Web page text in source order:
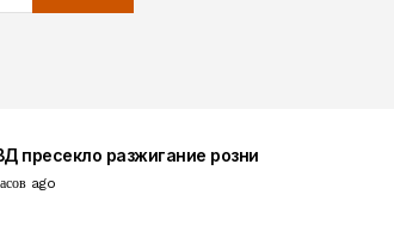
пресекло разжигание розни
ago